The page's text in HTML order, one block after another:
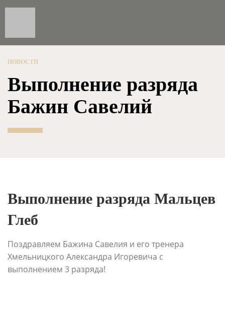
НОВОСТИ
Выполнение разряда
Бажин Савелий
Выполнение разряда Мальцев
Глеб
Поздравляем Бажина Савелия и его тренера
Хмельницкого Александра Игоревича с
выполнением 3 разряда!